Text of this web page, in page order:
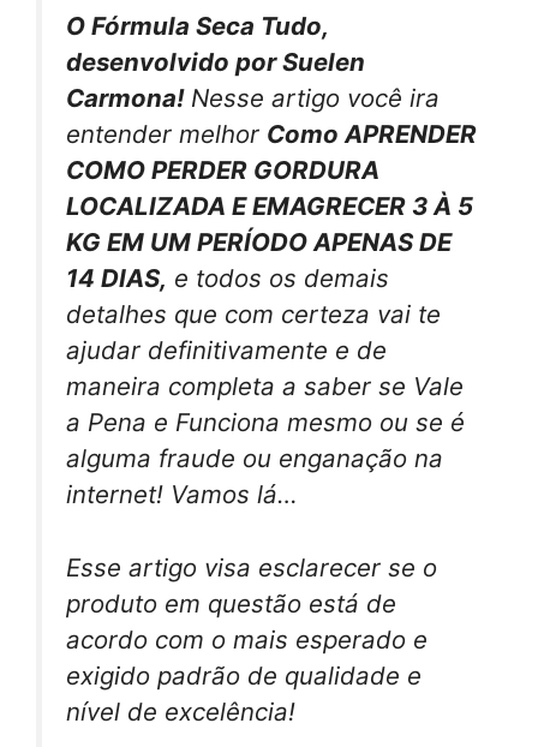
O Fórmula Seca Tudo,
desenvolvido por Suelen
Carmona! Nesse artigo você ira
entender melhor Como APRENDER
COMO PERDER GORDURA
LOCALIZADA E EMAGRECER 3 À 5
KG EM UM PERÍODO APENAS DE
14 DIAS, e todos os demais
detalhes que com certeza vai te
ajudar definitivamente e de
maneira completa a saber se Vale
a Pena e Funciona mesmo ou se é
alguma fraude ou enganação na
internet! Vamos lá…
Esse artigo visa esclarecer se o
produto em questão está de
acordo com o mais esperado e
exigido padrão de qualidade e
nível de excelência!